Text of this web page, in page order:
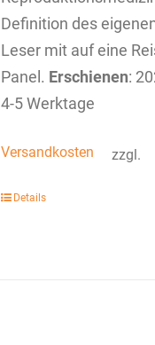
Definition des
Leser mit auf eine
Panel. Erschienen:
4-5 Werktage
zzgl.
Versandkosten
Details